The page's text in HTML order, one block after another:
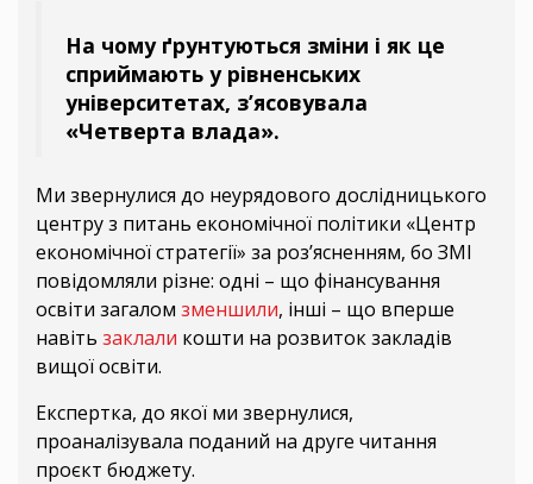
На чому ґрунтуються зміни і як це
сприймають у рівненських
університетах, з’ясовувала
«Четверта влада».
Ми звернулися до неурядового дослідницького
центру з питань економічної політики «Центр
економічної стратегії» за роз’ясненням, бо ЗМІ
повідомляли різне: одні – що фінансування
освіти загалом зменшили, інші – що вперше
навіть заклали кошти на розвиток закладів
вищої освіти.
Експертка, до якої ми звернулися,
проаналізувала поданий на друге читання
проєкт бюджету.